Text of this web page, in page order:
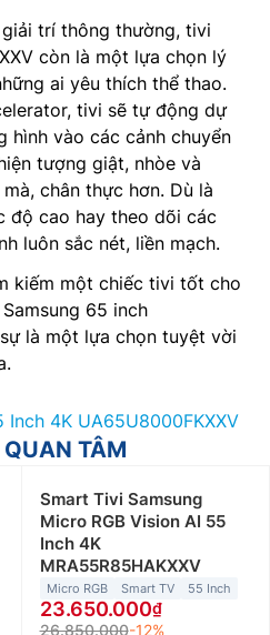
trí thông thường, tivi
còn là một lựa chọn lý
ai yêu thích thể thao.
tivi sẽ tự động dự
hình vào các cảnh chuyển
tượng giật, nhòe và
chân thực hơn. Dù là
độ cao hay theo dõi các
luôn sắc nét, liền mạch.
kiếm một chiếc tivi tốt cho
65 inch
là một lựa chọn tuyệt vời
4K UA65U8000FKXXV
TÂM
Smart Tivi Samsung
Micro RGB Vision AI 55
Inch 4K
MRA55R85HAKXXV
Micro RGB Smart TV 55 Inch
23.650.000
26.850.000-12%